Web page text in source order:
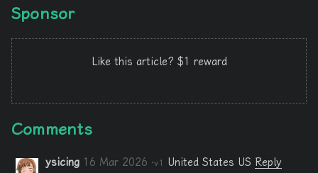
Sponsor
Like this article? $1 reward
Comments
ysicing 16 Mar 2026 ·v1 United States US Reply